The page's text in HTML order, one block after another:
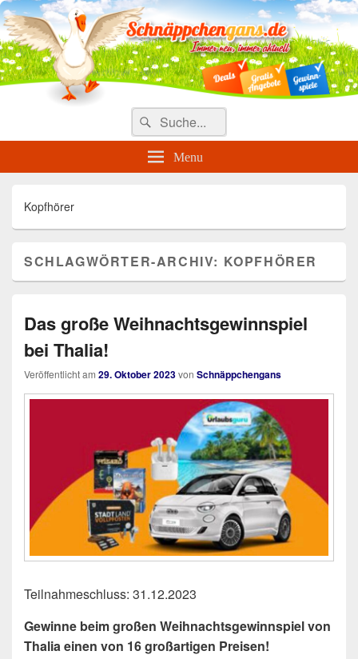
Täglich die besten Gewinnspiele
und Angebote
Search
for:
Suche
Menu
Kopfhörer
SCHLAGWÖRTER-ARCHIV: KOPFHÖRER
Das große Weihnachtsgewinnspiel
bei Thalia!
Veröffentlicht am 29. Oktober 2023von Schnäppchengans
Teilnahmeschluss: 31.12.2023
Gewinne beim großen Weihnachtsgewinnspiel von
Thalia einen von 16 großartigen Preisen!